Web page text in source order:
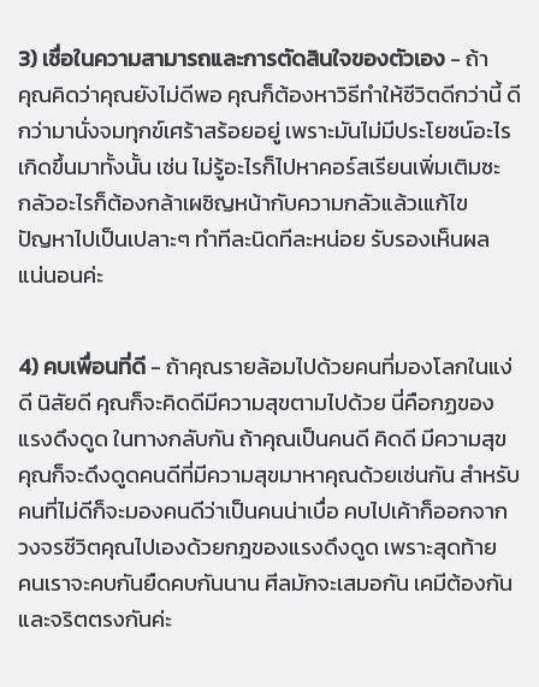
3) เชื่อในความสามารถและการตัดสินใจของตัวเอง- ถ้า
คุณคิดว่าคุณยังไม่ดีพอ คุณก็ต้องหาวิธีทำให้ชีวิตดีกว่านี้ ดี
กว่ามานั่งจมทุกข์เศร้าสร้อยอยู่ เพราะมันไม่มีประโยชน์อะไร
เกิดขึ้นมาทั้งนั้น เช่น ไม่รู้อะไรก็ไปหาคอร์สเรียนเพิ่มเติมซะ
กลัวอะไรก็ต้องกล้าเผชิญหน้ากับความกลัวแล้วเแก้ไข
ปัญหาไปเป็นเปลาะๆ ทำทีละนิดทีละหน่อย รับรองเห็นผล
แน่นอนค่ะ
4) คบเพื่อนที่ดี- ถ้าคุณรายล้อมไปด้วยคนที่มองโลกในแง่
ดี นิสัยดี คุณก็จะคิดดีมีความสุขตามไปด้วย นี่คือกฏของ
แรงดึงดูด ในทางกลับกัน ถ้าคุณเป็นคนดี คิดดี มีความสุข
คุณก็จะดึงดูดคนดีที่มีความสุขมาหาคุณด้วยเช่นกัน สำหรับ
คนที่ไม่ดีก็จะมองคนดีว่าเป็นคนน่าเบื่อ คบไปเค้าก็ออกจาก
วงจรชีวิตคุณไปเองด้วยกฎของแรงดึงดูด เพราะสุดท้าย
คนเราจะคบกันยืดคบกันนาน ศีลมักจะเสมอกัน เคมีต้องกัน
และจริตตรงกันค่ะ